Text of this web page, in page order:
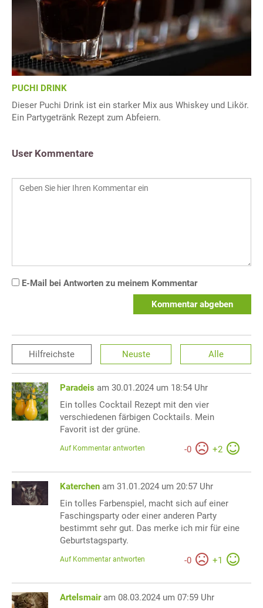
PUCHI DRINK
Dieser Puchi Drink ist ein starker Mix aus Whiskey und Likör.
Ein Partygetränk Rezept zum Abfeiern.
User Kommentare
E-Mail bei Antworten zu meinem Kommentar
Kommentar abgeben
Hilfreichste Neuste Alle
Paradeis am 30.01.2024 um 18:54 Uhr
Ein tolles Cocktail Rezept mit den vier
verschiedenen färbigen Cocktails. Mein
Favorit ist der grüne.
-0 +2
Auf Kommentar antworten
Katerchen am 31.01.2024 um 20:57 Uhr
Ein tolles Farbenspiel, macht sich auf einer
Faschingsparty oder einer anderen Party
bestimmt sehr gut. Das merke ich mir für eine
Geburtstagsparty.
-0 +1
Auf Kommentar antworten
Artelsmair am 08.03.2024 um 07:59 Uhr